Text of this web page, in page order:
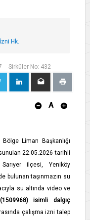
Hk.
Sirküler No: 432
A
Liman Başkanlığı
22.05.2026 tarihli
ilçesi, Yeniköy
bulunan taşınmazın su
su altında video ve
isimli dalgıç
çalışma izni talep